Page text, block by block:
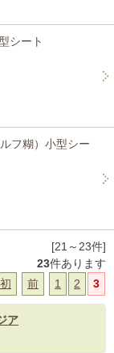
シート
フ糊）小型シー
[21～23件]
23件あります
前 1 2 3
ア